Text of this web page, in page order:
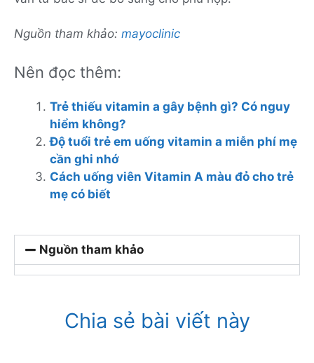
Nguồn tham khảo: mayoclinic
Nên đọc thêm:
Trẻ thiếu vitamin a gây bệnh gì? Có nguy
hiểm không?
Độ tuổi trẻ em uống vitamin a miễn phí mẹ
cần ghi nhớ
Cách uống viên Vitamin A màu đỏ cho trẻ
mẹ có biết
Nguồn tham khảo
Chia sẻ bài viết này